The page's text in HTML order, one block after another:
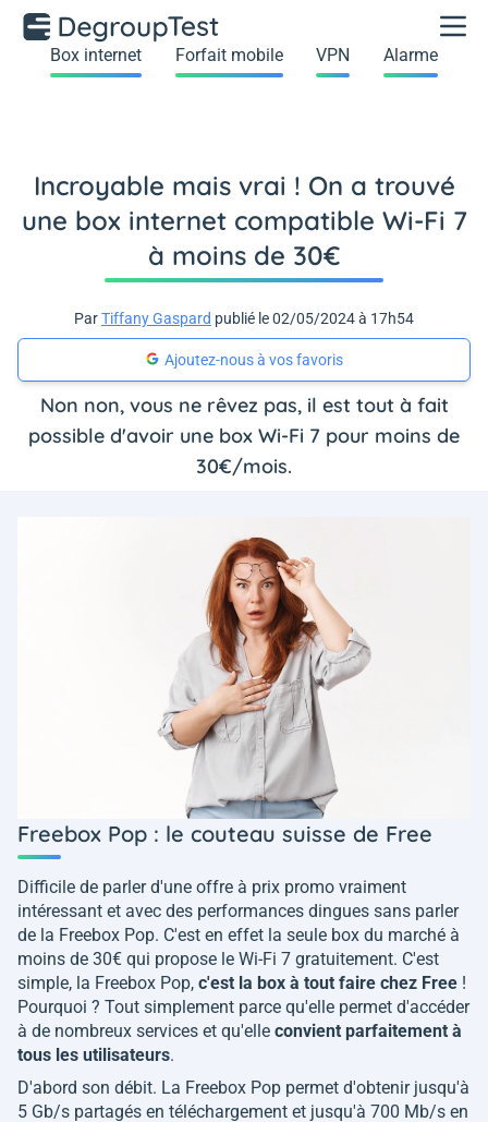
Box internet Forfait mobile VPN Alarme
Incroyable mais vrai ! On a trouvé
une box internet compatible Wi-Fi 7
à moins de 30€
ParTiffany Gaspard publié le 02/05/2024 à 17h54
Ajoutez-nous à vos favoris
Non non, vous ne rêvez pas, il est tout à fait
possible d'avoir une box Wi-Fi 7 pour moins de
30€/mois.
Freebox Pop : le couteau suisse de Free
Difficile de parler d'une offre à prix promo vraiment
intéressant et avec des performances dingues sans parler
de la Freebox Pop. C'est en effet la seule box du marché à
moins de 30€ qui propose le Wi-Fi 7 gratuitement. C'est
simple, la Freebox Pop, c'est la box à tout faire chez Free !
Pourquoi ? Tout simplement parce qu'elle permet d'accéder
à de nombreux services et qu'elle convient parfaitement à
tous les utilisateurs.
D'abord son débit. La Freebox Pop permet d'obtenir jusqu'à
5 Gb/s partagés en téléchargement et jusqu'à 700 Mb/s en